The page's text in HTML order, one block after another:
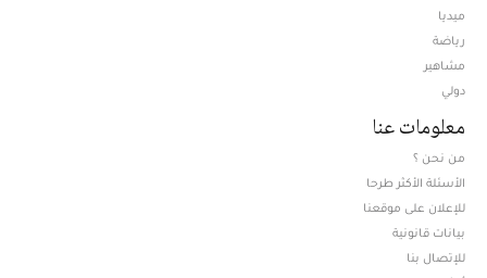
ميديا
رياضة
مشاهير
دولي
معلومات عنا
من نحن ؟
الأسئلة الأكثر طرحا
للإعلان على موقعنا
بيانات قانونية
للإتصال بنا